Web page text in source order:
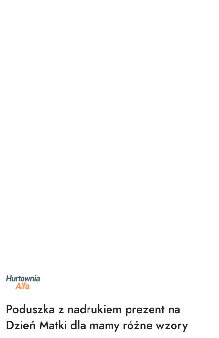
NAZWA
PRODUCENTA:
ALFA
Poduszka z nadrukiem prezent na
Dzień Matki dla mamy różne wzory